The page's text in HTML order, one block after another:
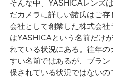
そんな中、YASHICAレンズ
だカメラに詳しい諸氏はご
会社として創業した株式会
はYASHICAという名前だけ
れている状況にある。往年
すい名前ではあるが、ブラ
保されている状況ではない